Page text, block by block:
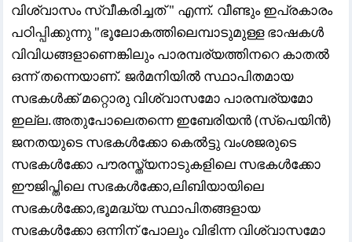
വിശ്വാസം സ്വീകരിച്ചത് " എന്ന്. വീണ്ടും ഇപ്രകാരം
പഠിപ്പിക്കുന്നു "ഭൂലോകത്തിലെമ്പാടുമുള്ള ഭാഷകൾ
വിവിധങ്ങളാണെങ്കിലും പാരമ്പര്യത്തിനറെ കാതൽ
ഒന്ന് തന്നെയാണ്. ജർമനിയിൽ സ്ഥാപിതമായ
സഭകൾക്ക് മറ്റൊരു വിശ്വാസമോ പാരമ്പര്യമോ
ഇല്ല.അതുപോലെതന്നെ ഇബേരിയൻ (സ്‌പെയിൻ)
ജനതയുടെ സഭകൾക്കോ കെൽട്ടു വംശജരുടെ
സഭകൾക്കോ പൗരസ്ത്യനാടുകളിലെ സഭകൾക്കോ
ഈജിപ്തിലെ സഭകൾക്കോ,ലിബിയായിലെ
സഭകൾക്കോ,ഭൂമദ്ധ്യ സ്ഥാപിതങ്ങളായ
സഭകൾക്കോ ഒന്നിന് പോലും വിഭിന്ന വിശ്വാസമോ